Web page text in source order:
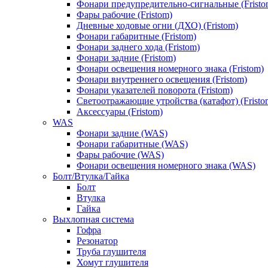
Фонари предупредительно-сигнальные
Фары рабочие (Fristom)
Дневные ходовые огни (ДХО) (Fristom)
Фонари габаритные (Fristom)
Фонари заднего хода (Fristom)
Фонари задние (Fristom)
Фонари освещения номерного знака (Fristom)
Фонари внутреннего освещения (Fristom)
Фонари указателей поворота (Fristom)
Светоотражающие утройства (катафот)
Аксессуары (Fristom)
WAS
Фонари задние (WAS)
Фонари габаритные (WAS)
Фары рабочие (WAS)
Фонари освещения номерного знака (WAS)
Болт/Втулка/Гайка
Болт
Втулка
Гайка
Выхлопная система
Гофра
Резонатор
Труба глушителя
Хомут глушителя